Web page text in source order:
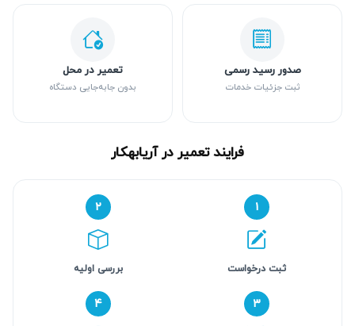
صدور رسید رسمی
ثبت جزئیات خدمات
تعمیر در محل
بدون جابه‌جایی دستگاه
فرایند تعمیر در آریابهکار
۱
ثبت درخواست
۲
بررسی اولیه
۳ ۴